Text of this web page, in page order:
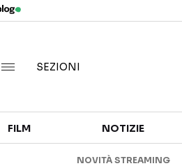
SEZIONI
FILM NOTIZIE
NOVITÀ STREAMING